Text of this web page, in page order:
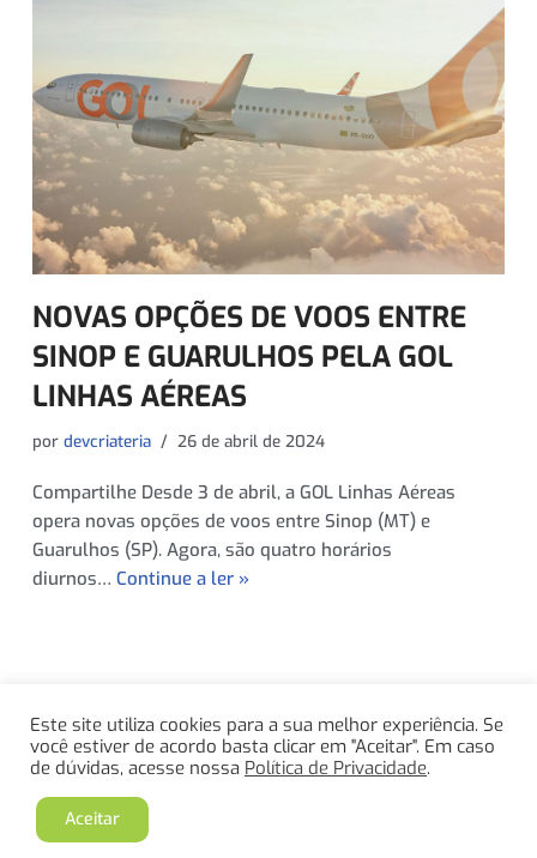
NOVAS OPÇÕES DE VOOS ENTRE
SINOP E GUARULHOS PELA GOL
LINHAS AÉREAS
por devcriateria 26 de abril de 2024
Compartilhe Desde 3 de abril, a GOL Linhas Aéreas
opera novas opções de voos entre Sinop (MT) e
Guarulhos (SP). Agora, são quatro horários
diurnos… Continue a ler »
« Anterior … 3 4 5 6 7
…
12
Próximo »
Este site utiliza cookies para a sua melhor experiência. Se
você estiver de acordo basta clicar em "Aceitar". Em caso
de dúvidas, acesse nossa Política de Privacidade.
Aceitar